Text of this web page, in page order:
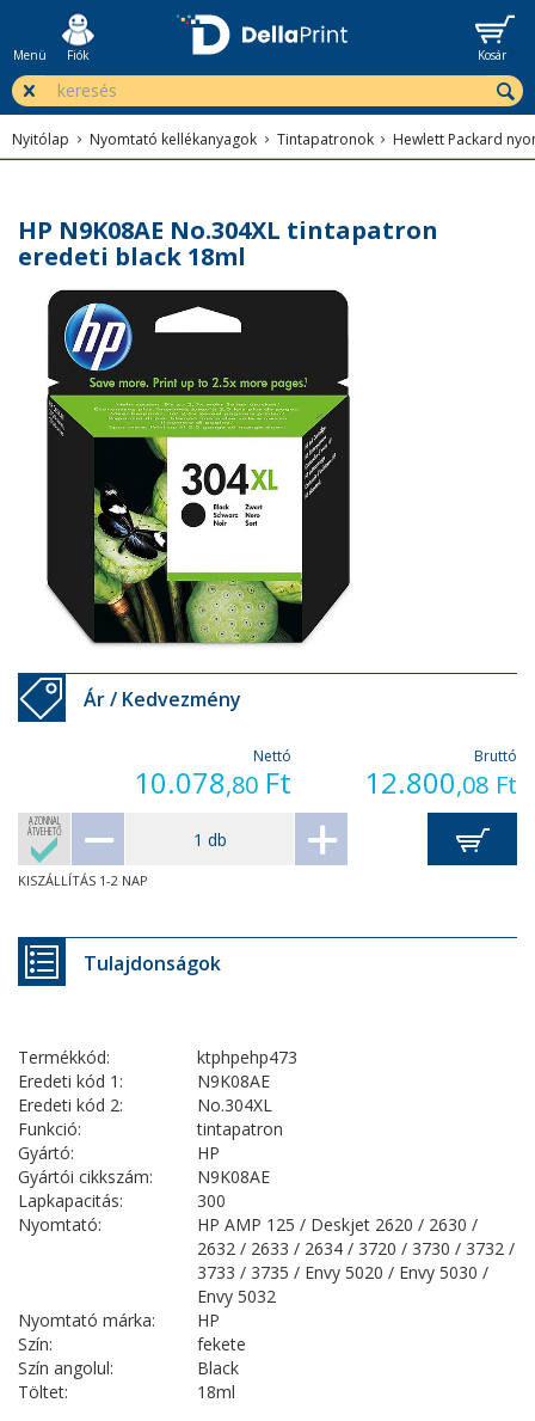
Menü Fiók Kosár
Nyitólap Nyomtató kellékanyagok Tintapatronok Hewlett Packard
HP N9K08AE No.304XL tintapatron
eredeti black 18ml
Ár / Kedvezmény
Nettó
10.078,80 Ft
Bruttó
12.800,08 Ft
AZONNAL
ÁTVEHETŐ
KISZÁLLÍTÁS 1-2 NAP
Tulajdonságok
Termékkód:
ktphpehp473
Eredeti kód 1:
N9K08AE
Eredeti kód 2:
No.304XL
Funkció:
tintapatron
Gyártó:
HP
Gyártói cikkszám:
N9K08AE
Lapkapacitás:
300
Nyomtató:
HP AMP 125 / Deskjet 2620 / 2630 /
2632 / 2633 / 2634 / 3720 / 3730 / 3732 /
3733 / 3735 / Envy 5020 / Envy 5030 /
Envy 5032
Nyomtató márka:
HP
Szín:
fekete
Szín angolul:
Black
Töltet:
18ml